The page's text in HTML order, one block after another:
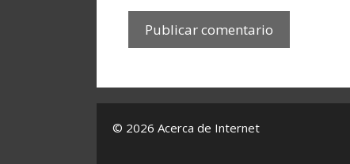
© 2026 Acerca de Internet